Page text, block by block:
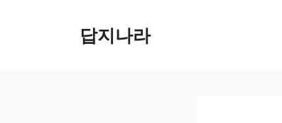
답지나라